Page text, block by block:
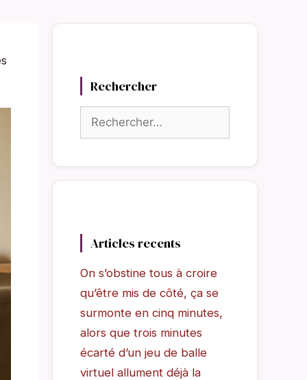
Rechercher
Rechercher :
Articles recents
On s’obstine tous à croire
qu’être mis de côté, ça se
surmonte en cinq minutes,
alors que trois minutes
écarté d’un jeu de balle
virtuel allument déjà la